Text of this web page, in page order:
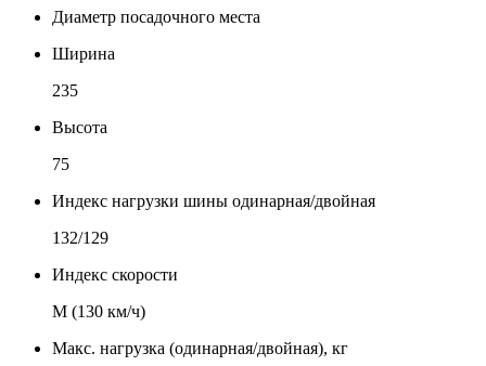
Диаметр посадочного места
Ширина
235
Высота
75
Индекс нагрузки шины одинарная/двойная
132/129
Индекс скорости
М (130 км/ч)
Макс. нагрузка (одинарная/двойная), кг